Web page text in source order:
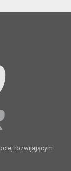
rozwijającym